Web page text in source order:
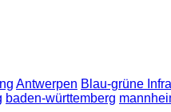
Antwerpen Blau-grüne
baden-württemberg